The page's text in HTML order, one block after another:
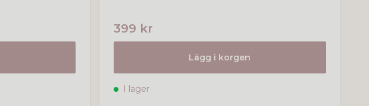
399 kr
Lägg i korgen
I lager